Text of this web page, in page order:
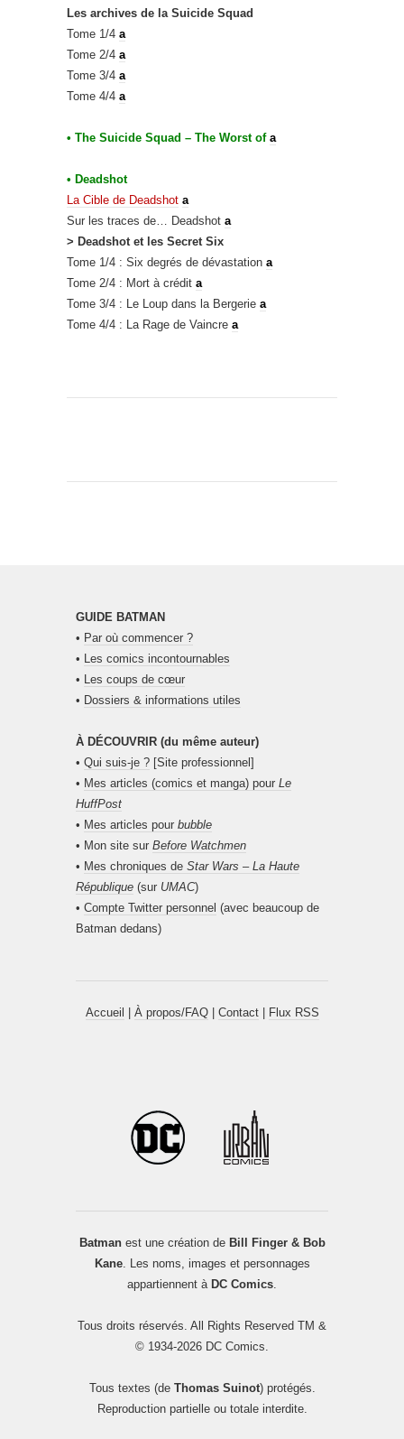
Les archives de la Suicide Squad
Tome 1/4 a
Tome 2/4 a
Tome 3/4 a
Tome 4/4 a
• The Suicide Squad – The Worst of a
• Deadshot
La Cible de Deadshot a
Sur les traces de… Deadshot a
> Deadshot et les Secret Six
Tome 1/4 : Six degrés de dévastation a
Tome 2/4 : Mort à crédit a
Tome 3/4 : Le Loup dans la Bergerie a
Tome 4/4 : La Rage de Vaincre a
GUIDE BATMAN
• Par où commencer ?
• Les comics incontournables
• Les coups de cœur
• Dossiers & informations utiles
À DÉCOUVRIR (du même auteur)
• Qui suis-je ? [Site professionnel]
• Mes articles (comics et manga) pour Le
HuffPost
• Mes articles pour bubble
• Mon site sur Before Watchmen
• Mes chroniques de Star Wars – La Haute
République (sur UMAC)
• Compte Twitter personnel (avec beaucoup de
Batman dedans)
Accueil | À propos/FAQ| Contact| Flux RSS
Batmanest une création de Bill Finger & Bob
Kane. Les noms, images et personnages
appartiennent à DC Comics
Tous droits réservés. All Rights Reserved TM &
© 1934-2026 DC Comics.
Tous textes (de Thomas Suinot) protégés.
Reproduction partielle ou totale interdite.